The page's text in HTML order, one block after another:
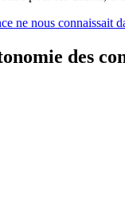
ne nous connaissait
des